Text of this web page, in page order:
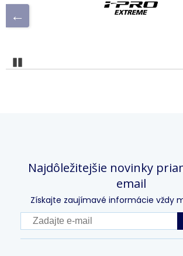
Najdôležitejšie novinky
email
Získajte zaujímavé informácie vždy